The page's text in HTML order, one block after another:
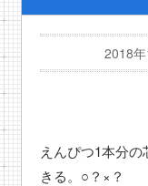
2018
えんぴつ1本分
きる。○？×？